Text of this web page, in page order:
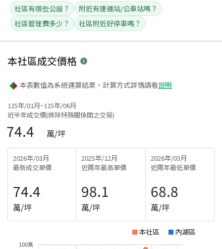
社區有哪些公設？
附近有捷運站/公車站嗎？
社區管理費多少？
社區附近好停車嗎？
本社區成交價格
本表數值為系統運算結果，計算方式詳情請看說明
115年/01月~115年/06月
近半年成交價(排除特殊關係間之交易)
74.4 萬/坪
2026年/03月
最新成交單價
74.4
萬/坪
2025年/12月
近兩年最高單價
98.1
萬/坪
2026年/03月
近兩年最低單價
68.8
萬/坪
本社區 內湖區
100萬